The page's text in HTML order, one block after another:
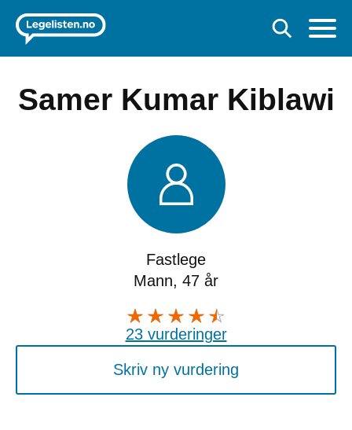
Samer Kumar Kiblawi
Fastlege
Mann, 47 år
23 vurderinger
Skriv ny vurdering